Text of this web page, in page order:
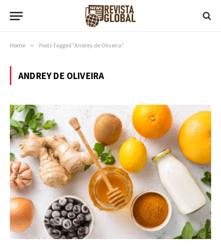
Home » Posts Tagged "Andrey de Oliveira"
ANDREY DE OLIVEIRA